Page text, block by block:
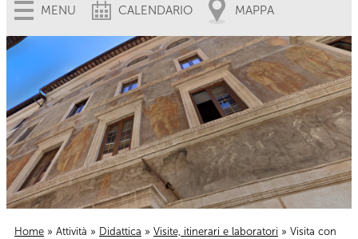
MENU CALENDARIO MAPPA
Home » Attività » Didattica » Visite, itinerari e laboratori » Visita con